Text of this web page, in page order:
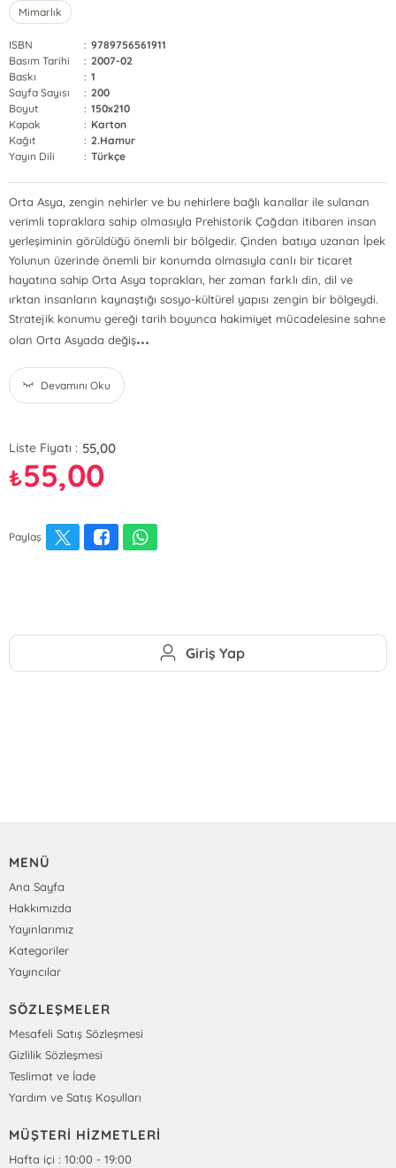
Mimarlık
ISBN : 9789756561911
Basım Tarihi
: 2007-02
Baskı
: 1
Sayfa Sayısı
: 200
Boyut
: 150x210
Kapak
: Karton
Kağıt
: 2.Hamur
Yayın Dili
: Türkçe
Orta Asya, zengin nehirler ve bu nehirlere bağlı kanallar ile sulanan
verimli topraklara sahip olmasıyla Prehistorik Çağdan itibaren insan
yerleşiminin görüldüğü önemli bir bölgedir. Çinden batıya uzanan İpek
Yolunun üzerinde önemli bir konumda olmasıyla canlı bir ticaret
hayatına sahip Orta Asya toprakları, her zaman farklı din, dil ve
ırktan insanların kaynaştığı sosyo-kültürel yapısı zengin bir bölgeydi.
Stratejik konumu gereği tarih boyunca hakimiyet mücadelesine sahne
olan Orta Asyada değiş...
Devamını Oku
Liste Fiyatı : 55,00
₺55,00
Paylaş
Giriş Yap
MENÜ
Ana Sayfa
Hakkımızda
Yayınlarımız
Kategoriler
Yayıncılar
SÖZLEŞMELER
Mesafeli Satış Sözleşmesi
Gizlilik Sözleşmesi
Teslimat ve İade
Yardım ve Satış Koşulları
MÜŞTERİ HİZMETLERİ
Hafta içi : 10:00 - 19:00